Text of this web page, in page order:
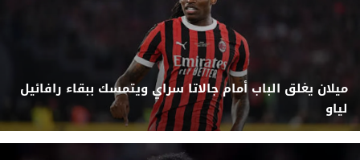
ميلان يغلق الباب أمام جالاتا سراي ويتمسك ببقاء رافائيل
لياو